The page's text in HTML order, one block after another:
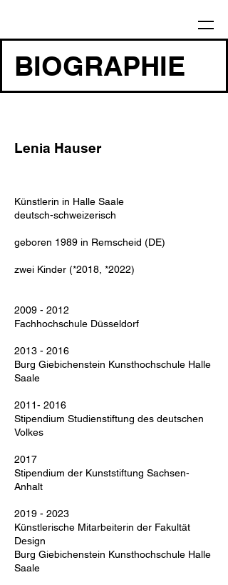
BIOGRAPHIE
Lenia Hauser
Künstlerin in Halle Saale
deutsch-schweizerisch
geboren 1989 in Remscheid (DE)
zwei Kinder (*2018, *2022)
2009 - 2012
Fachhochschule Düsseldorf
2013 - 2016
Burg Giebichenstein Kunsthochschule Halle
Saale
2011- 2016
Stipendium Studienstiftung des deutschen
Volkes
2017
Stipendium der Kunststiftung Sachsen-
Anhalt
2019 - 2023
Künstlerische Mitarbeiterin der Fakultät
Design
Burg Giebichenstein Kunsthochschule Halle
Saale